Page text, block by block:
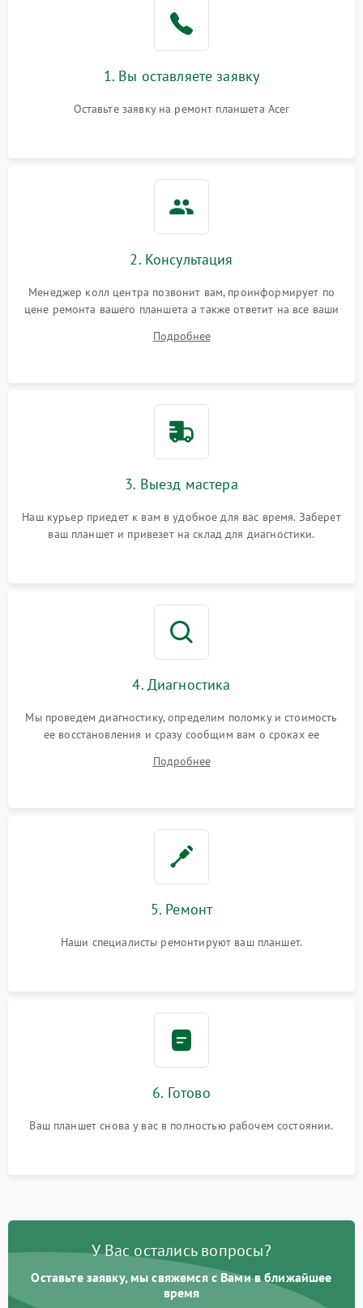
Память и данные
Режим работы
Питание и аккумулятор
1. Вы оставляете заявку
Оставьте заявку на ремонт планшета Acer
2. Консультация
Менеджер колл центра позвонит вам, проинформирует по
цене ремонта вашего планшета а также ответит на все ваши
Подробнее
3. Выезд мастера
Наш курьер приедет к вам в удобное для вас время. Заберет
ваш планшет и привезет на склад для диагностики.
4. Диагностика
Мы проведем диагностику, определим поломку и стоимость
ее восстановления и сразу сообщим вам о сроках ее
Подробнее
5. Ремонт
Наши специалисты ремонтируют ваш планшет.
6. Готово
Ваш планшет снова у вас в полностью рабочем состоянии.
У Вас остались вопросы?
Оставьте заявку, мы свяжемся с Вами в ближайшее
время